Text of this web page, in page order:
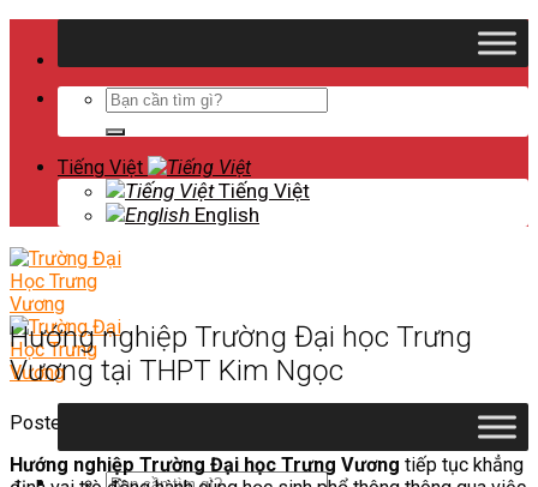
Search
Tiếng Việt
Tiếng Việt
English
Search
Hướng nghiệp Trường Đại học Trưng
Vương tại THPT Kim Ngọc
Posted on
Phòng Truyền Thông
Hướng nghiệp Trường Đại học Trưng Vương tiếp tục khẳng